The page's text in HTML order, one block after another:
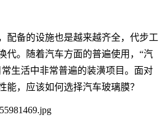
配备的设施也是越来越齐全，代步工
代。随着汽车方面的普遍使用，“汽
生活中非常普遍的装潢项目。面对
能，应该如何选择汽车玻璃膜？